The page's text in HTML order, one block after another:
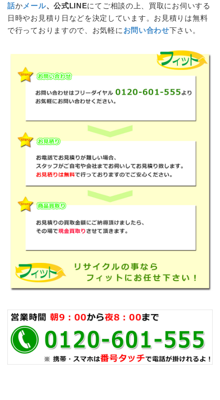
話かメール、公式LINEにてご相談の上、買取にお伺いする
日時やお見積り日などを決定しています。お見積りは無料
で行っておりますので、お気軽に お問い合わせ下さい。